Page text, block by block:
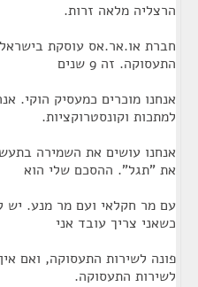
הרצליה מלאה זרות.
חברת או.אר.אס עוסקת
התעסוקה. זה 9 שנים
אנחנו מוכרים כמעסיק הוקי.
למתכות וקונסטרוקציות.
אנחנו עושים את השמירה
את "תגל". ההסכם שלי הוא
עם מר חקלאי ועם מר מנע. יש
כשאני צריך עובד אני
פונה לשירות התעסוקה, ואם
לשירות התעסוקה.